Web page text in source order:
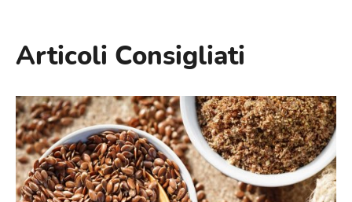
Articoli Consigliati